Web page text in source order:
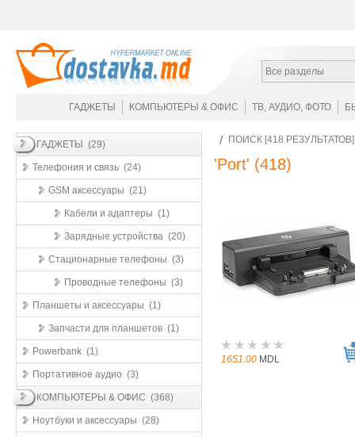
Все разделы
ГАДЖЕТЫ КОМПЬЮТЕРЫ & ОФИС ТВ, АУДИО, ФОТО
ГАДЖЕТЫ (29)
Телефония и связь (24)
GSM аксессуары (21)
Кабели и адаптеры (1)
Зарядные устройства (20)
Стационарные телефоны (3)
Проводные телефоны (3)
Планшеты и аксессуары (1)
Запчасти для планшетов (1)
Powerbank (1)
Портативное аудио (3)
КОМПЬЮТЕРЫ & ОФИС (368)
Ноутбуки и аксессуары (28)
ПОИСК [418
'Port' (418)
1651.00 MDL